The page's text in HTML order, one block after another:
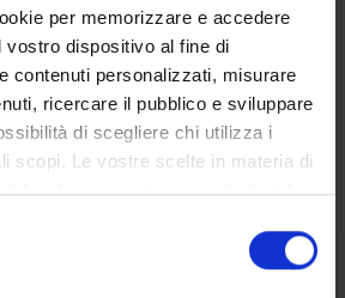
per memorizzare e accedere
vostro dispositivo al fine di
contenuti personalizzati, misurare
ricercare il pubblico e sviluppare
di scegliere chi utilizza i
scopi. Le vostre scelte in materia di
solo su questa proprietà digitale
il proprio consenso in qualsiasi
sui cookie o facendo clic